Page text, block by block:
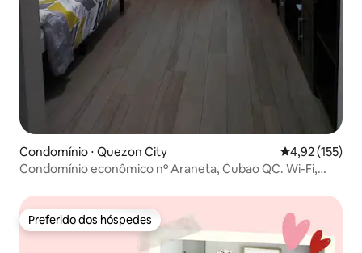
Condomínio ⋅ Quezon City 4,92 de uma
4,92 (155)
Condomínio econômico nº Araneta, Cubao QC. Wi-Fi,
Preferido dos hóspedes
Preferido dos hóspedes